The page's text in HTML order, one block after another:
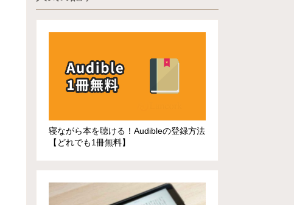
寝ながら本を聴ける！Audibleの登録方法
【どれでも1冊無料】